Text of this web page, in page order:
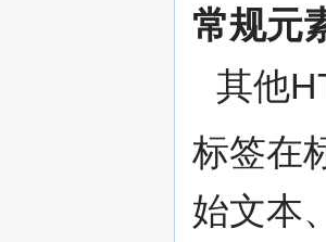
常规元
其他
标签在
始文本